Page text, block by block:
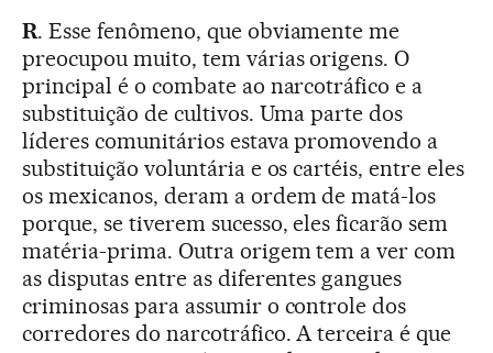
R. Esse fenômeno, que obviamente me
preocupou muito, tem várias origens. O
principal é o combate ao narcotráfico e a
substituição de cultivos. Uma parte dos
líderes comunitários estava promovendo a
substituição voluntária e os cartéis, entre eles
os mexicanos, deram a ordem de matá-los
porque, se tiverem sucesso, eles ficarão sem
matéria-prima. Outra origem tem a ver com
as disputas entre as diferentes gangues
criminosas para assumir o controle dos
corredores do narcotráfico. A terceira é que